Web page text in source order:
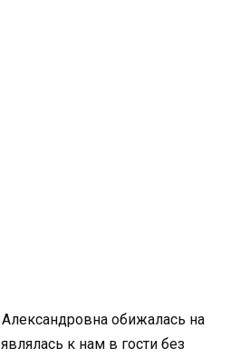
обижалась на
к нам в гости без